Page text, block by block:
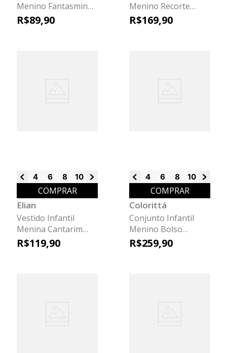
Menino Fantasminha
Elian Cinza
R$89,90
Menino Recorte
Frontal Colorittá
R$169,90
4 6 8 10 12
COMPRAR
Elian
Vestido Infantil
Menina Cantarim
Floral Elian Rosa
R$119,90
4 6 8 10 12
COMPRAR
Colorittá
Conjunto Infantil
Menino Bolso
Easemove Colorittá
R$259,90